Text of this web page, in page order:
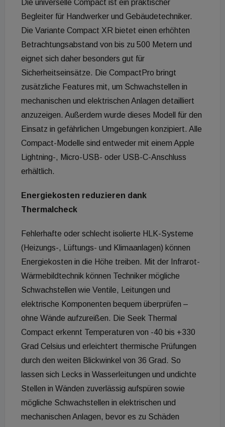
Die universelle Compact ist ein praktischer
Begleiter für Handwerker und Gebäudetechniker.
Die Variante Compact XR bietet einen erhöhten
Betrachtungsabstand von bis zu 500 Metern und
eignet sich daher besonders gut für
Sicherheitseinsätze. Die CompactPro bringt
zusätzliche Features mit, um Schwachstellen in
mechanischen und elektrischen Anlagen detailliert
anzuzeigen. Außerdem wurde dieses Modell für den
Einsatz in gefährlichen Umgebungen konzipiert. Alle
Compact-Modelle sind entweder mit einem Apple
Lightning-, Micro-USB- oder USB-C-Anschluss
erhältlich.
Energiekosten reduzieren dank
Thermalcheck
Fehlerhafte oder schlecht isolierte HLK-Systeme
(Heizungs-, Lüftungs- und Klimaanlagen) können
Energiekosten in die Höhe treiben. Mit der Infrarot-
Wärmebildtechnik können Techniker mögliche
Schwachstellen wie Ventile, Leitungen und
elektrische Komponenten bequem überprüfen –
ohne Wände aufzureißen. Die Seek Thermal
Compact erkennt Temperaturen von -40 bis +330
Grad Celsius und erleichtert thermische Prüfungen
durch den weiten Blickwinkel von 36 Grad. So
lassen sich Lecks in Wasserleitungen und undichte
Stellen in Wänden zuverlässig aufspüren sowie
mögliche Schwachstellen in elektrischen und
mechanischen Anlagen, bevor es zu Schäden